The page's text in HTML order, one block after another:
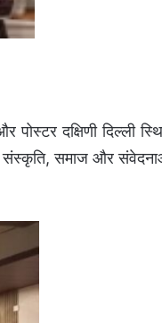
दक्षिणी दिल्ली
संस्कृति, समाज और